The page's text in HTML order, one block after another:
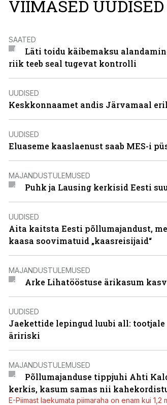
VIIMASED UUDISED
SAATED
Läti toidu käibemaksu
riik teeb seal tugevat kontrolli
UUDISED
Keskkonnaamet andis Järvamaal
UUDISED
Eluaseme kaaslaenust saab MES-i
MAJANDUSTULEMUSED
Puhk ja Lausing kerkisid Eesti
UUDISED
Aita kaitsta Eesti põllumajandust,
kaasa soovimatuid „kaasreisijaid“
MAJANDUSTULEMUSED
Arke Lihatööstuse ärikasum
UUDISED
Jaekettide lepingud luubi all:
äririski
MAJANDUSTULEMUSED
Põllumajanduse tippjuhi Ahti
kerkis, kasum samas nii
E-Piimast laekumata piimaraha on enam kui 1,2